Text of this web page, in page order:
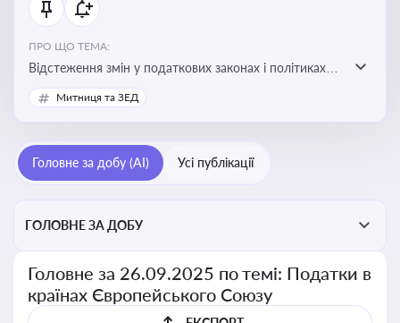
ПРО ЩО ТЕМА:
Відстеження змін у податкових законах і політиках
країн ЄС. Моніторинг кейсів, що впливають на бізнес-
процеси та фінансову звітність
Митниця та ЗЕД
Головне за добу (AI) Усі публікації
ГОЛОВНЕ ЗА ДОБУ
Головне за 26.09.2025 по темі: Податки в
країнах Європейського Союзу